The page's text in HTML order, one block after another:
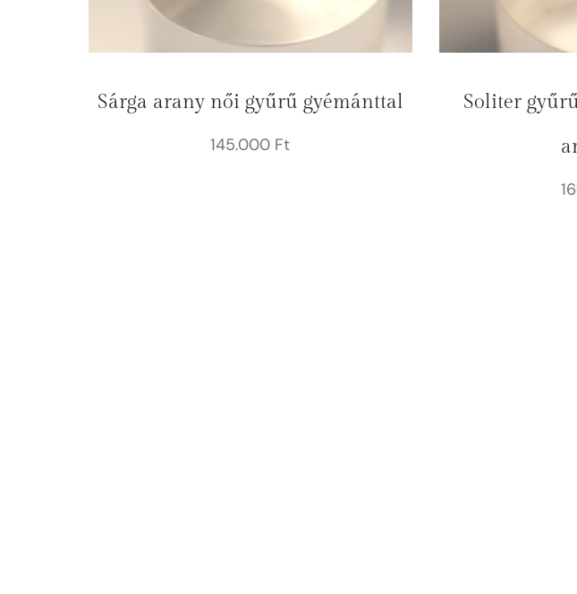
Sárga arany női gyűrű gyémánttal
145.000 Ft
Soliter